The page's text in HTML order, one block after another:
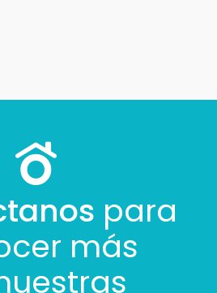
para
más
por WhatsApp
Cancelar
darte la mejor experiencia.
podemos responderte mejor y